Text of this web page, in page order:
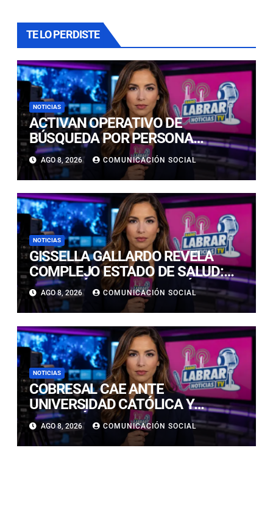
TE LO PERDISTE
NOTICIAS
ACTIVAN OPERATIVO DE
BÚSQUEDA POR PERSONA
DESAPARECIDA EN PLAYA
CALDERILLA
AGO 8, 2026 COMUNICACIÓN SOCIAL
NOTICIAS
GISSELLA GALLARDO REVELA
COMPLEJO ESTADO DE SALUD:
“ME TENÍAN MAL HACE DÍAS”
AGO 8, 2026 COMUNICACIÓN SOCIAL
NOTICIAS
COBRESAL CAE ANTE
UNIVERSIDAD CATÓLICA Y
CONTINÚA COMPLICADO EN LA
PARTE BAJA DE LA TABLA
AGO 8, 2026 COMUNICACIÓN SOCIAL